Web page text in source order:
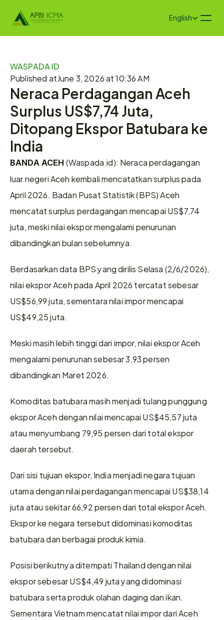
Select Language
English
WASPADA ID
Published atJune 3, 2026 at 10:36 AM
Neraca Perdagangan Aceh
Surplus US$7,74 Juta,
Ditopang Ekspor Batubara ke
India
BANDA ACEH (Waspada.id): Neraca perdagangan
luar negeri Aceh kembali mencatatkan surplus pada
April 2026. Badan Pusat Statistik (BPS) Aceh
mencatat surplus perdagangan mencapai US$7,74
juta, meski nilai ekspor mengalami penurunan
dibandingkan bulan sebelumnya.
Berdasarkan data BPS yang dirilis Selasa (2/6/2026),
nilai ekspor Aceh pada April 2026 tercatat sebesar
US$56,99 juta, sementara nilai impor mencapai
US$49,25 juta.
Meski masih lebih tinggi dari impor, nilai ekspor Aceh
mengalami penurunan sebesar 3,93 persen
dibandingkan Maret 2026.
Komoditas batubara masih menjadi tulang punggung
ekspor Aceh dengan nilai mencapai US$45,57 juta
atau menyumbang 79,95 persen dari total ekspor
daerah tersebut.
Dari sisi tujuan ekspor, India menjadi negara tujuan
utama dengan nilai perdagangan mencapai US$38,14
juta atau sekitar 66,92 persen dari total ekspor Aceh.
Ekspor ke negara tersebut didominasi komoditas
batubara dan berbagai produk kimia.
Posisi berikutnya ditempati Thailand dengan nilai
ekspor sebesar US$4,49 juta yang didominasi
batubara serta produk olahan daging dan ikan.
Sementara Vietnam mencatat nilai impor dari Aceh